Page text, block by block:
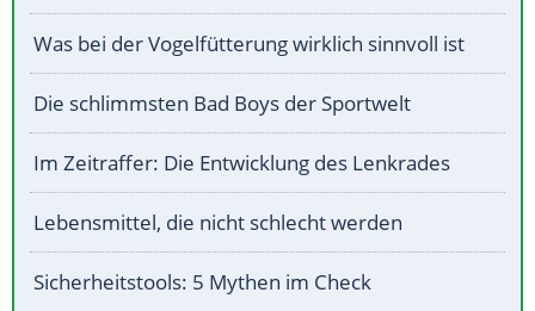
Was bei der Vogelfütterung wirklich sinnvoll ist
Die schlimmsten Bad Boys der Sportwelt
Im Zeitraffer: Die Entwicklung des Lenkrades
Lebensmittel, die nicht schlecht werden
Sicherheitstools: 5 Mythen im Check